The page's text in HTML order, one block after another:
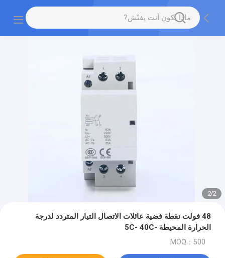
2
/
2
48 فولت نقطة فضية عائلات الاتصال التيار المتردد لدرجة
الحرارة المحيطة -5C- 40C
MOQ：500